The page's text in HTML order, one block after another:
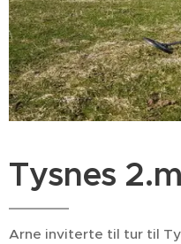
Tysnes
Arne inviterte til tur til